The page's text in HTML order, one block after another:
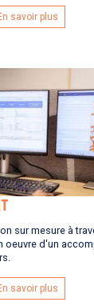
savoir plus
sur mesure à
oeuvre d'un
savoir plus